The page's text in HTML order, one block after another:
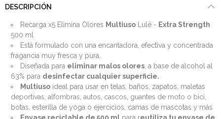
DESCRIPCIÓN
Recarga x5 Elimina Olores Multiuso Lulë - Extra Strength
500 ml
Está formulado con una encantadora, efectiva y concentrada
fragancia muy fresca y pura.
Diseñada para eliminar malos olores , a base de alcohol al
63% para desinfectar cualquier superficie.
Multiuso ideal para usar en telas, baños, zapatos, maletas
deportivas, alfombras, autos, cascos, guantes de moto o bici,
botas, esterilla de yoga o ejercicios, camas de mascotas y más
Envase reciclable de 500 ml
para reutiliza tu envase de